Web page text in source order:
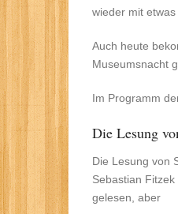
wieder mit
Auch heute
Museumsnacht
Im Programm
Die Lesung
Die Lesung von
Sebastian
gelesen, aber